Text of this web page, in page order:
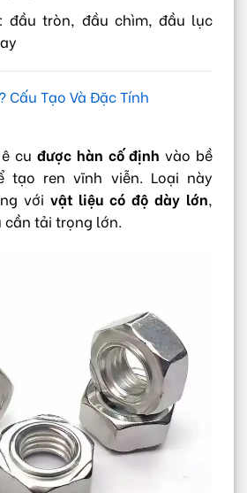
đầu tròn, đầu chìm, đầu lục
Cấu Tạo Và Đặc Tính
cu được hàn cố định vào bề
tạo ren vĩnh viễn. Loại này
với vật liệu có độ dày lớn,
cần tải trọng lớn.